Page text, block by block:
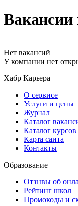
Вакансии
Нет вакансий
У компании нет
Хабр Карьера
О сервисе
Услуги и цены
Журнал
Каталог
Каталог курсов
Карта сайта
Контакты
Образование
Отзывы об
Рейтинг школ
Промокоды и